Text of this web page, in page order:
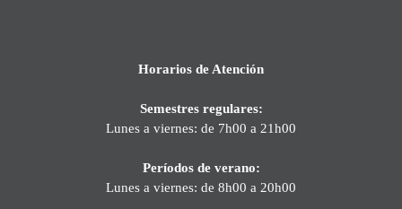
Horarios de Atención
Semestres regulares:
Lunes a viernes: de 7h00 a 21h00
Períodos de verano:
Lunes a viernes: de 8h00 a 20h00